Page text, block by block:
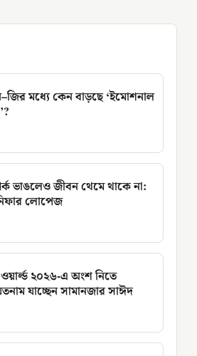
মধ্যে কেন বাড়ছে ‘ইমোশনাল
ভাঙলেও জীবন থেমে থাকে না:
লোপেজ
২০২৬-এ অংশ নিতে
যাচ্ছেন সামানজার সাঈদ